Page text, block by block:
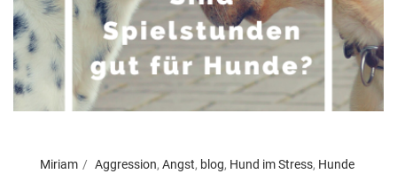
Miriam Aggression, Angst, blog, Hund im Stress, Hunde